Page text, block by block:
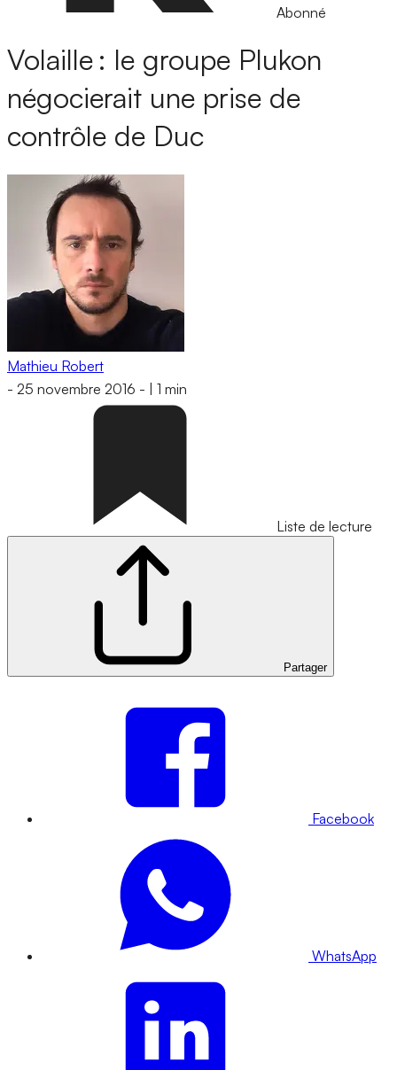
Abonné
Volaille : le groupe Plukon
négocierait une prise de
contrôle de Duc
Mathieu Robert
- 25 novembre 2016 - 1 min
Liste de lecture
Partager
Facebook
WhatsApp